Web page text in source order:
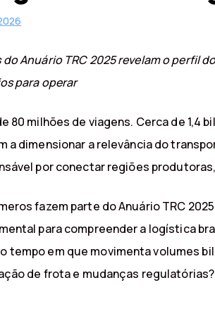
do Anuário TRC 2025 revelam o perfil
para operar
80 milhões de viagens. Cerca de
a dimensionar a relevância do
por conectar regiões
fazem parte do Anuário TRC
para compreender a logística
tempo em que movimenta volumes
de frota e mudanças regulatórias?